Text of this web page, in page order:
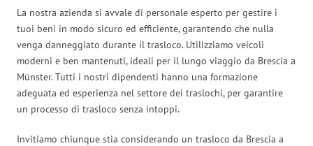
La nostra azienda si avvale di personale esperto per gestire i
tuoi beni in modo sicuro ed efficiente, garantendo che nulla
venga danneggiato durante il trasloco. Utilizziamo veicoli
moderni e ben mantenuti, ideali per il lungo viaggio da Brescia a
Münster. Tutti i nostri dipendenti hanno una formazione
adeguata ed esperienza nel settore dei traslochi, per garantire
un processo di trasloco senza intoppi.
Invitiamo chiunque stia considerando un trasloco da Brescia a